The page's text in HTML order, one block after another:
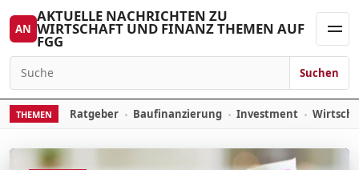
Skip to content
AN
AKTUELLE NACHRICHTEN ZU
WIRTSCHAFT UND FINANZ THEMEN AUF
FGG
Search for:
Suchen
THEMEN Ratgeber Baufinanzierung Investment